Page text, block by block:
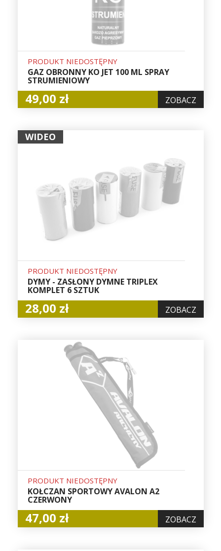
PRODUKT NIEDOSTĘPNY
GAZ OBRONNY KO JET 100 ML SPRAY
STRUMIENIOWY
49,00 zł ZOBACZ
WIDEO
PRODUKT NIEDOSTĘPNY
DYMY - ZASŁONY DYMNE TRIPLEX
KOMPLET 6 SZTUK
28,00 zł ZOBACZ
PRODUKT NIEDOSTĘPNY
KOŁCZAN SPORTOWY AVALON A2
CZERWONY
47,00 zł ZOBACZ